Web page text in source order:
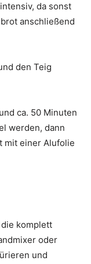
da sonst
anschließend
den Teig
ca. 50 Minuten
werden, dann
mit einer Alufolie
komplett
oder
und